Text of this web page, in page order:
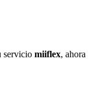
servicio miiflex, ahora